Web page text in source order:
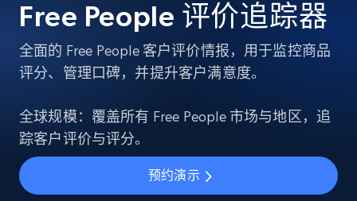
Free People 评价追踪器
全面的 Free People 客户评价情报，用于监控商品
评分、管理口碑，并提升客户满意度。
全球规模：覆盖所有 Free People 市场与地区，追
踪客户评价与评分。
预约演示